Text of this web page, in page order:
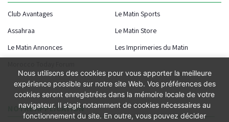
Club Avantages
Le Matin Sports
Assahraa
Le Matin Store
Le Matin Annonces
Les Imprimeries du Matin
NOTRE APPLICATION
Nous utilisons des cookies pour vous apporter la meilleure
expérience possible sur notre site Web. Vos préférences des
cookies seront enregistrées dans la mémoire locale de votre
navigateur. Il s’agit notamment de cookies nécessaires au
fonctionnement du site. En outre, vous pouvez décider